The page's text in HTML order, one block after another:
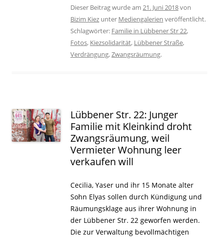
Dieser Beitrag wurde am 21. Juni 2018von
Bizim Kiez unter Mediengalerien veröffentlicht.
Schlagwörter: Familie in Lübbener Str 22,
Fotos, Kiezsolidarität, Lübbener Straße,
Verdrängung,Zwangsräumung.
Lübbener Str. 22: Junger
Familie mit Kleinkind droht
Zwangsräumung, weil
Vermieter Wohnung leer
verkaufen will
Cecilia, Yaser und ihr 15 Monate alter
Sohn Elyas sollen durch Kündigung und
Räumungsklage aus ihrer Wohnung in
der Lübbener Str. 22 geworfen werden.
Die zur Verwaltung bevollmächtigen